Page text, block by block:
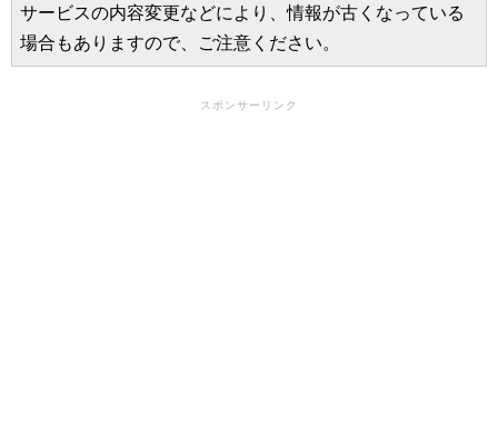
サービスの内容変更などにより、情報が古くなっている
場合もありますので、ご注意ください。
スポンサーリンク